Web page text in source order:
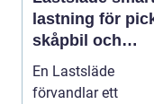
lastning för
skåpbil och
personbil
En Lastsläde
förvandlar ett